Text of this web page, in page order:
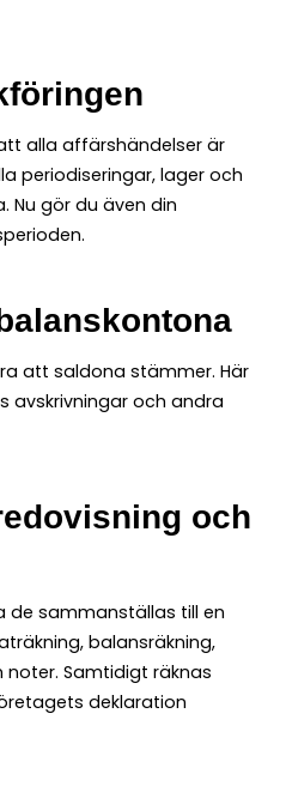
alla affärshändelser är
periodiseringar, lager och
Nu gör du även din
att saldona stämmer. Här
avskrivningar och andra
och
de sammanställas till en
balansräkning,
Samtidigt räknas
deklaration